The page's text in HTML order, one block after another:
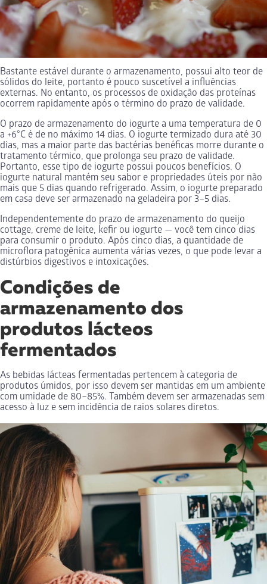
Bastante estável durante o armazenamento, possui alto teor de
sólidos do leite, portanto é pouco suscetível a influências
externas. No entanto, os processos de oxidação das proteínas
ocorrem rapidamente após o término do prazo de validade.
O prazo de armazenamento do iogurte a uma temperatura de 0
a +6°C é de no máximo 14 dias. O iogurte termizado dura até 30
dias, mas a maior parte das bactérias benéficas morre durante o
tratamento térmico, que prolonga seu prazo de validade.
Portanto, esse tipo de iogurte possui poucos benefícios. O
iogurte natural mantém seu sabor e propriedades úteis por não
mais que 5 dias quando refrigerado. Assim, o iogurte preparado
em casa deve ser armazenado na geladeira por 3–5 dias.
Independentemente do prazo de armazenamento do queijo
cottage, creme de leite, kefir ou iogurte — você tem cinco dias
para consumir o produto. Após cinco dias, a quantidade de
microflora patogênica aumenta várias vezes, o que pode levar a
distúrbios digestivos e intoxicações.
Condições de
armazenamento dos
produtos lácteos
fermentados
As bebidas lácteas fermentadas pertencem à categoria de
produtos úmidos, por isso devem ser mantidas em um ambiente
com umidade de 80–85%. Também devem ser armazenadas sem
acesso à luz e sem incidência de raios solares diretos.